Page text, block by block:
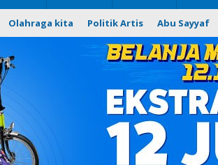
Olahraga kita Politik Artis Abu Sayyaf